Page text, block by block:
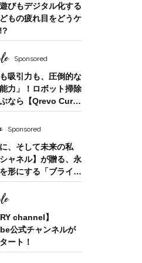
びもデジタル化する
もの疲れ目をどうケ
Sponsored
吸引力も、圧倒的な
能力」！ロボット掃除
なら【Qrevo Curv
Sponsored
、そして未来の私
ャネル】が贈る、永
形にする「ブライダ
」
channel】
公式チャンネルが
ート！